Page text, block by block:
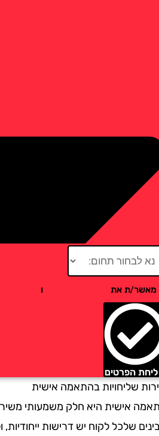
ת אתמדיניות הפרטיות התקנון
בהתאמה אישית
היא חלק משמעותי משירותי
לקוח יש דרישות ייחודיות, ולכן